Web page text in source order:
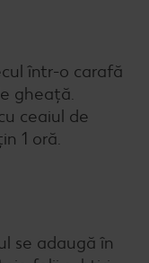
într-o carafă
gheață.
ceaiul de
1 oră.
se adaugă în